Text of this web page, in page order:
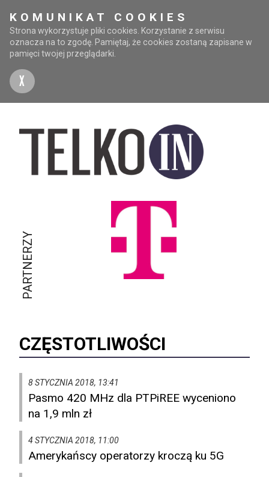
KOMUNIKAT COOKIES
Strona wykorzystuje pliki cookies. Korzystanie z serwisu
oznacza na to zgodę. Pamiętaj, że cookies zostaną zapisane w
pamięci twojej przeglądarki.
X
PARTNERZY
CZĘSTOTLIWOŚCI
8 STYCZNIA 2018, 13:41
Pasmo 420 MHz dla PTPiREE wyceniono
na 1,9 mln zł
4 STYCZNIA 2018, 11:00
Amerykańscy operatorzy kroczą ku 5G